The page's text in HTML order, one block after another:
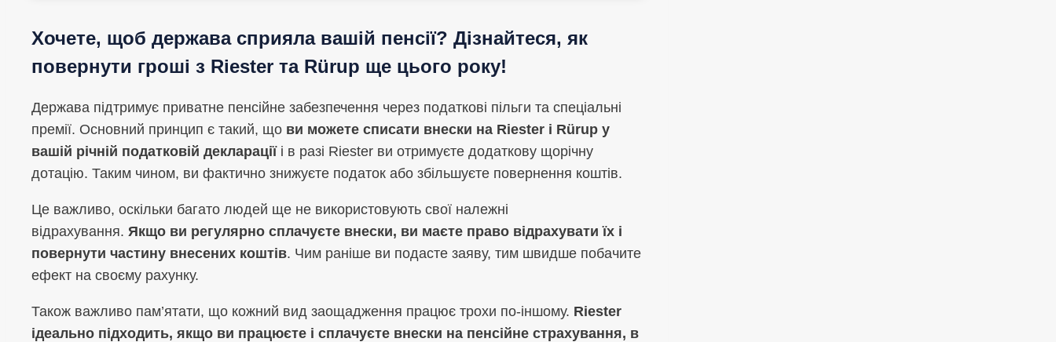
Хочете, щоб держава сприяла вашій пенсії? Дізнайтеся, як
повернути гроші з Riester та Rürup ще цього року!
Держава підтримує приватне пенсійне забезпечення через податкові пільги та спеціальні
премії. Основний принцип є такий, що ви можете списати внески на Riester і Rürup у
вашій річній податковій деклараціїі в разі Riester ви отримуєте додаткову щорічну
дотацію. Таким чином, ви фактично знижуєте податок або збільшуєте повернення коштів.
Це важливо, оскільки багато людей ще не використовують свої належні
відрахування. Якщо ви регулярно сплачуєте внески, ви маєте право відрахувати їх і
повернути частину внесених коштів. Чим раніше ви подасте заяву, тим швидше побачите
ефект на своєму рахунку.
Також важливо пам’ятати, що кожний вид заощадження працює трохи по-іншому. Riester
ідеально підходить, якщо ви працюєте і сплачуєте внески на пенсійне страхування, в